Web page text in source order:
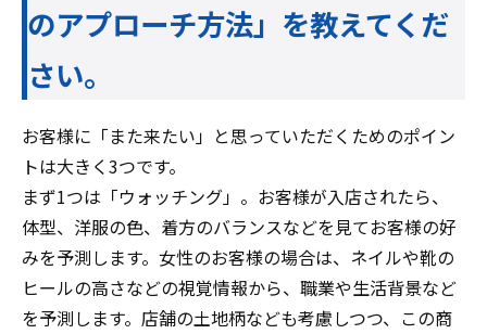
のアプローチ方法」を教えてくだ
さい。
お客様に「また来たい」と思っていただくためのポイン
トは大きく3つです。
まず1つは「ウォッチング」。お客様が入店されたら、
体型、洋服の色、着方のバランスなどを見てお客様の好
みを予測します。女性のお客様の場合は、ネイルや靴の
ヒールの高さなどの視覚情報から、職業や生活背景など
を予測します。店舗の土地柄なども考慮しつつ、この商